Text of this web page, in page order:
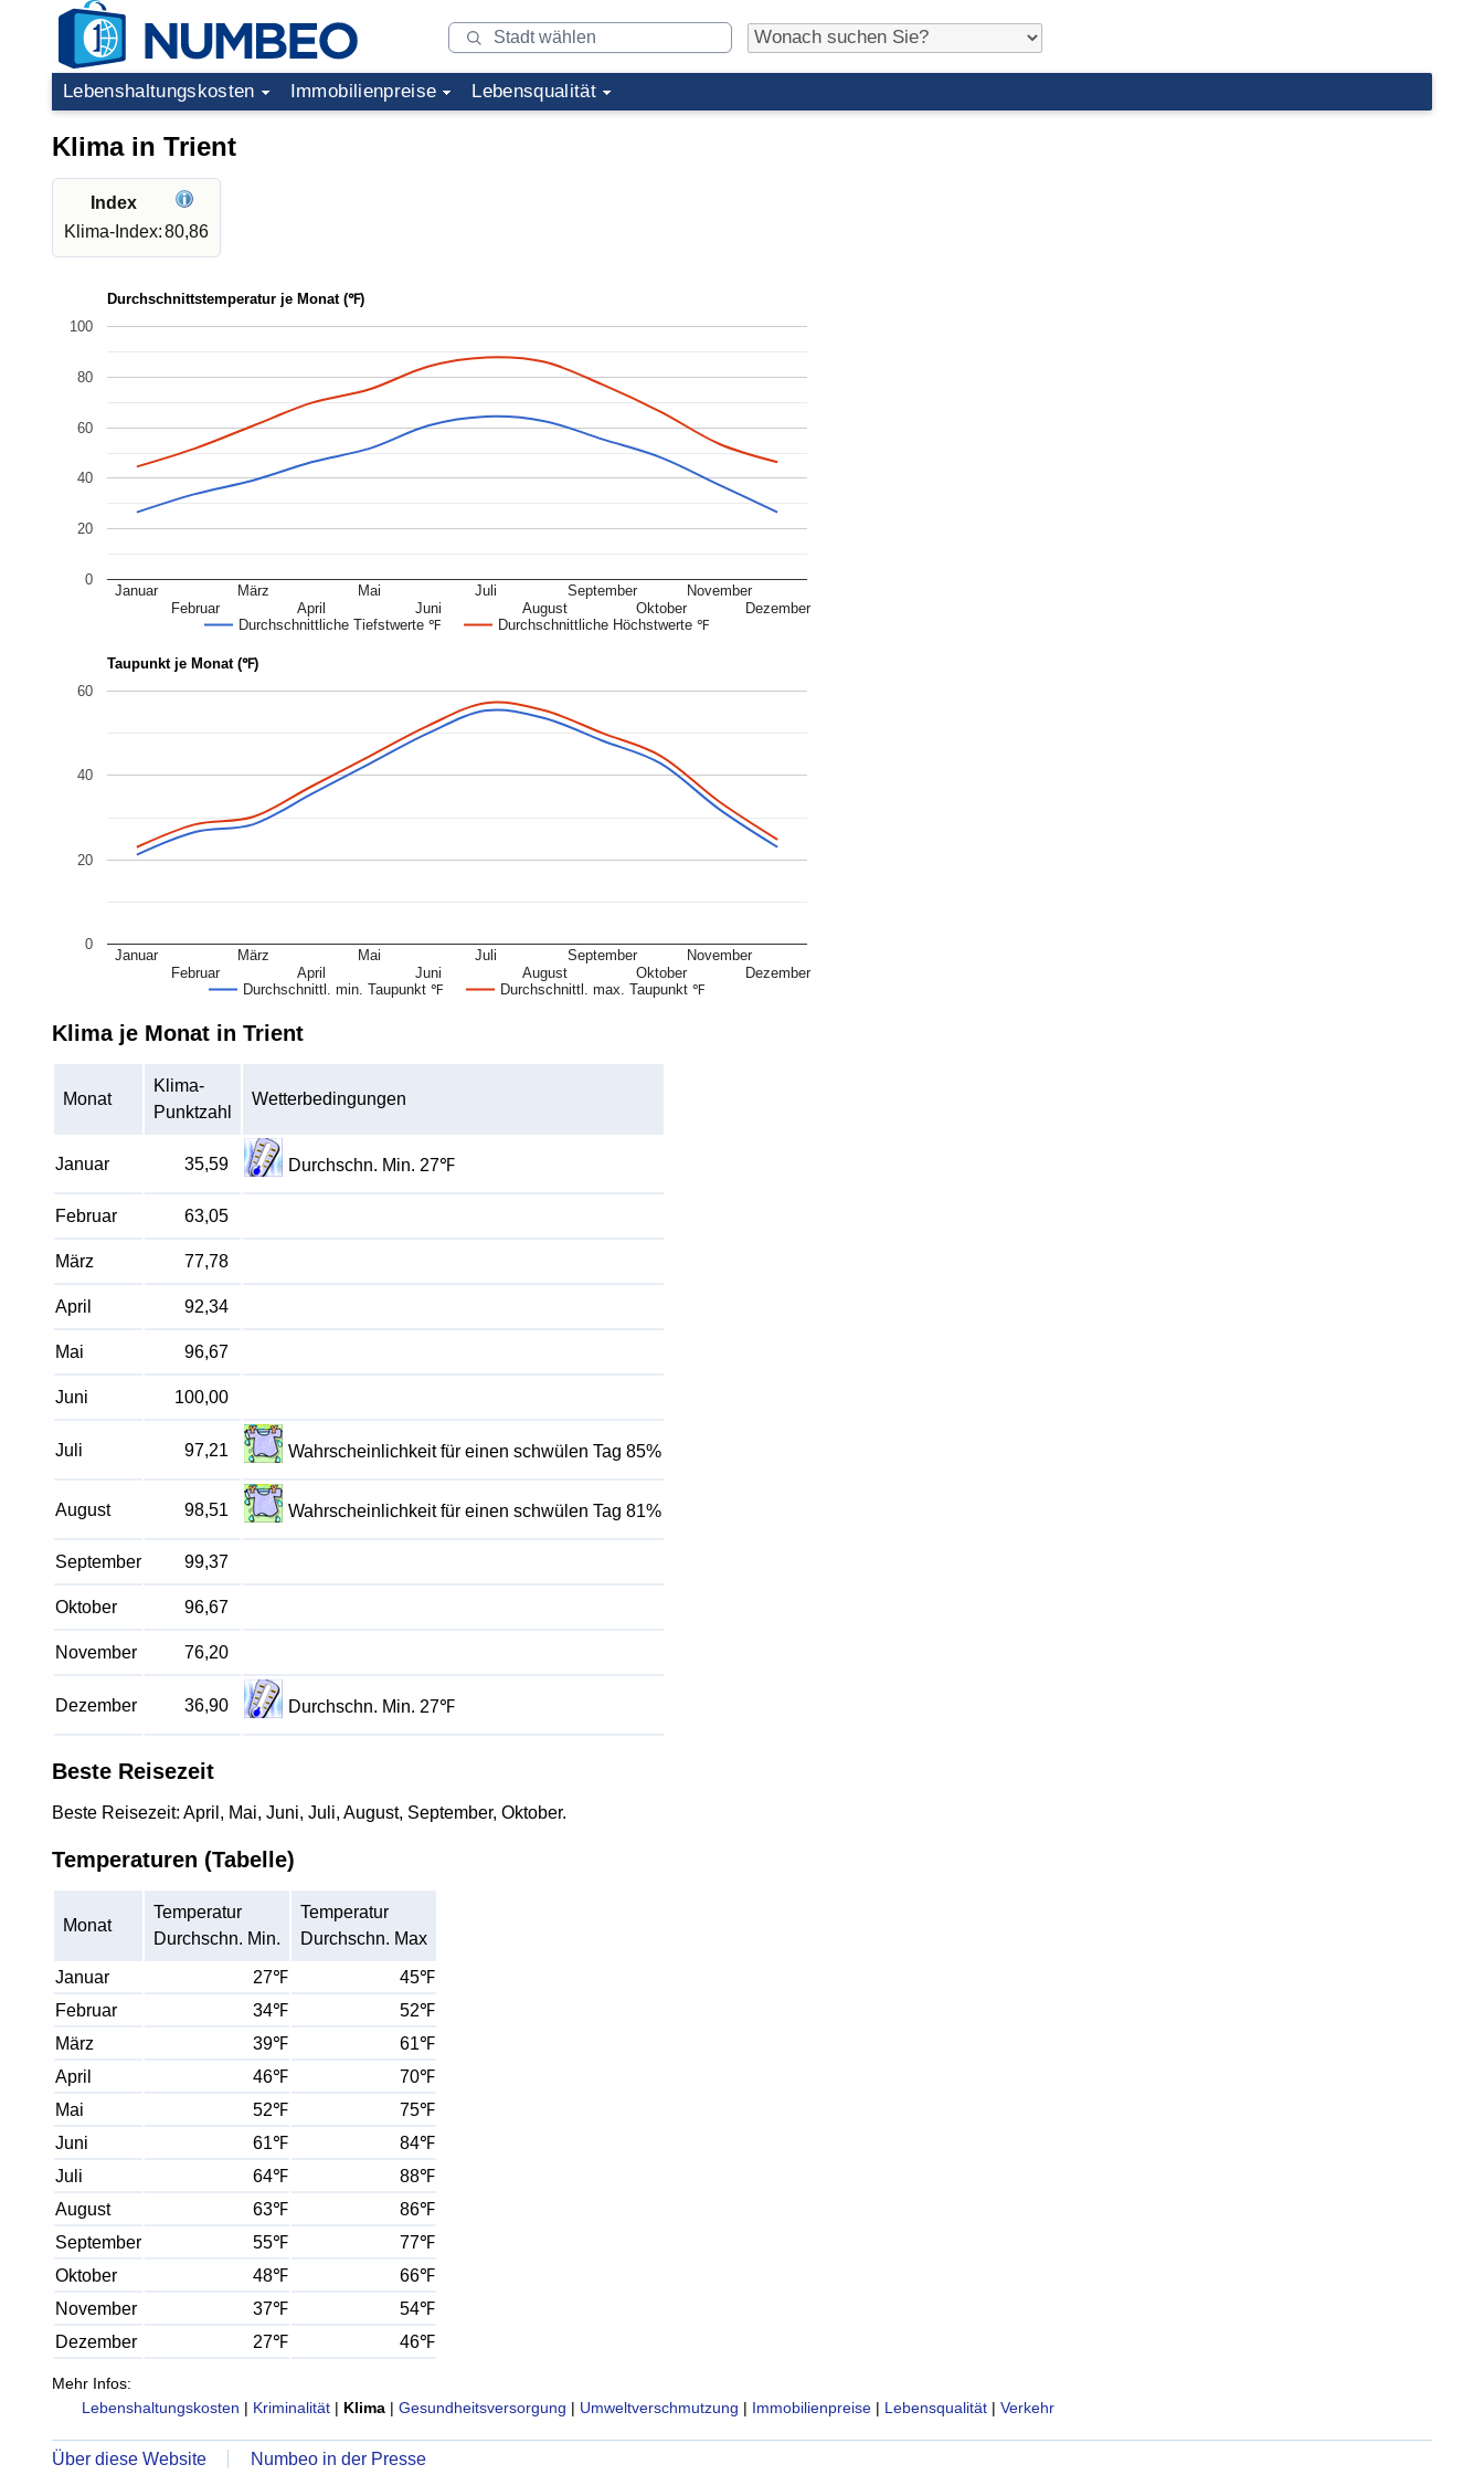
Lebenshaltungskosten Immobilienpreise Lebensqualität
Klima in Trient
Index
Klima-Index:80,86
Durchschnittstemperatur je Monat (℉)
Durchschnittliche Tiefstwerte ℉ Durchschnittliche Höchstwerte ℉
Januar
Februar
März
April
Mai
Juni
Juli
August
September
Oktober
November
Dezember
0
20
40
60
80
100
Taupunkt je Monat (℉)
Durchschnittl. min. Taupunkt ℉ Durchschnittl. max. Taupunkt ℉
Januar
Februar
März
April
Mai
Juni
Juli
August
September
Oktober
November
Dezember
0
20
40
60
Klima je Monat in Trient
Monat
Klima-
Punktzahl
Wetterbedingungen
Januar 35,59 Durchschn. Min. 27℉
Februar 63,05
März 77,78
April 92,34
Mai 96,67
Juni 100,00
Juli 97,21 Wahrscheinlichkeit für einen schwülen Tag 85%
August 98,51 Wahrscheinlichkeit für einen schwülen Tag 81%
September 99,37
Oktober 96,67
November 76,20
Dezember 36,90 Durchschn. Min. 27℉
Beste Reisezeit
Beste Reisezeit: April, Mai, Juni, Juli, August, September, Oktober.
Temperaturen (Tabelle)
Monat
Temperatur
Durchschn. Min.
Temperatur
Durchschn. Max
Januar 27℉
45℉
Februar
34℉
52℉
März
39℉
61℉
April
46℉
70℉
Mai
52℉
75℉
Juni
61℉
84℉
Juli
64℉
88℉
August
63℉
86℉
September
55℉
77℉
Oktober
48℉
66℉
November
37℉
54℉
Dezember
27℉ 46℉
Mehr Infos:
Lebenshaltungskosten | Kriminalität | Klima | Gesundheitsversorgung | Umweltverschmutzung | Immobilienpreise | Lebensqualität | Verkehr
Über diese Website Numbeo in der Presse